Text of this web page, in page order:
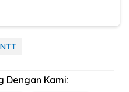
Dengan Kami: